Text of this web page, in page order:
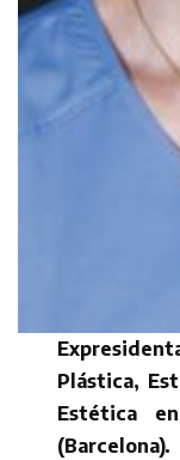
Plástica,
Estética
(Barcelona).